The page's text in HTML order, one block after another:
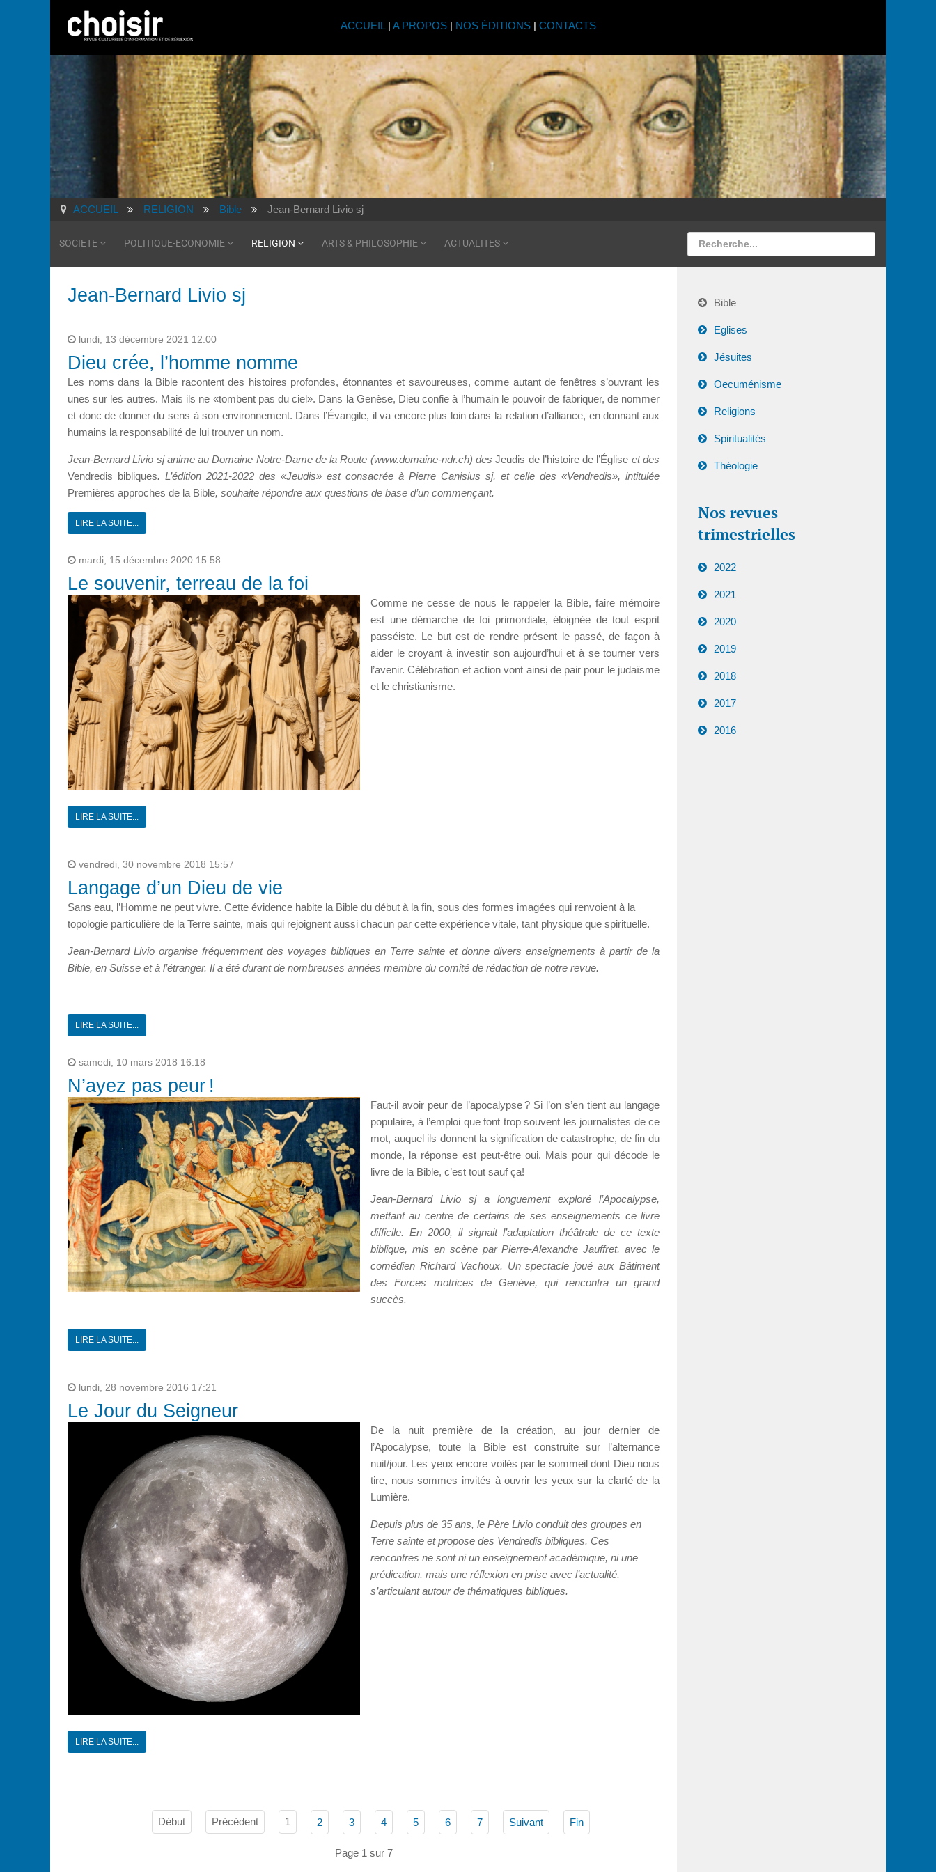
ACCUEIL | A PROPOS| NOS ÉDITIONS| CONTACTS
ACCUEIL RELIGION Bible Jean-Bernard Livio sj
SOCIETE POLITIQUE-ECONOMIE RELIGION ARTS & PHILOSOPHIE ACTUALITES
Jean-Bernard Livio sj
lundi, 13 décembre 2021 12:00
Dieu crée, l’homme nomme
Les noms dans la Bible racontent des histoires profondes, étonnantes et savoureuses, comme autant de fenêtres s’ouvrant les
unes sur les autres. Mais ils ne «tombent pas du ciel». Dans la Genèse, Dieu confie à l’humain le pouvoir de fabriquer, de nommer
et donc de donner du sens à son environnement. Dans l’Évangile, il va encore plus loin dans la relation d’alliance, en donnant aux
humains la responsabilité de lui trouver un nom.
Jean-Bernard Livio sj anime au Domaine Notre-Dame de la Route (www.domaine-ndr.ch) desJeudis de l’histoire de l’Église et des
Vendredis bibliques. L’édition 2021-2022 des «Jeudis» est consacrée à Pierre Canisius sj, et celle des «Vendredis», intitulée
Premières approches de la Bible, souhaite répondre aux questions de base d’un commençant.
LIRE LA SUITE...
mardi, 15 décembre 2020 15:58
Le souvenir, terreau de la foi
Comme ne cesse de nous le rappeler la Bible, faire mémoire
est une démarche de foi primordiale, éloignée de tout esprit
passéiste. Le but est de rendre présent le passé, de façon à
aider le croyant à investir son aujourd’hui et à se tourner vers
l’avenir. Célébration et action vont ainsi de pair pour le judaïsme
et le christianisme.
LIRE LA SUITE...
vendredi, 30 novembre 2018 15:57
Langage d’un Dieu de vie
Sans eau, l’Homme ne peut vivre. Cette évidence habite la Bible du début à la fin, sous des formes imagées qui renvoient à la
topologie particulière de la Terre sainte, mais qui rejoignent aussi chacun par cette expérience vitale, tant physique que spirituelle.
Jean-Bernard Livio organise fréquemment des voyages bibliques en Terre sainte et donne divers enseignements à partir de la
Bible, en Suisse et à l’étranger. Il a été durant de nombreuses années membre du comité de rédaction de notre revue.
LIRE LA SUITE...
samedi, 10 mars 2018 16:18
N’ayez pas peur !
Faut-il avoir peur de l’apocalypse ? Si l’on s’en tient au langage
populaire, à l’emploi que font trop souvent les journalistes de ce
mot, auquel ils donnent la signification de catastrophe, de fin du
monde, la réponse est peut-être oui. Mais pour qui décode le
livre de la Bible, c’est tout sauf ça!
Jean-Bernard Livio sj a longuement exploré l’Apocalypse,
mettant au centre de certains de ses enseignements ce livre
difficile. En 2000, il signait l’adaptation théâtrale de ce texte
biblique, mis en scène par Pierre-Alexandre Jauffret, avec le
comédien Richard Vachoux. Un spectacle joué aux Bâtiment
des Forces motrices de Genève, qui rencontra un grand
succès.
LIRE LA SUITE...
lundi, 28 novembre 2016 17:21
Le Jour du Seigneur
De la nuit première de la création, au jour dernier de
l’Apocalypse, toute la Bible est construite sur l’alternance
nuit/jour. Les yeux encore voilés par le sommeil dont Dieu nous
tire, nous sommes invités à ouvrir les yeux sur la clarté de la
Lumière.
Depuis plus de 35 ans, le Père Livio conduit des groupes en
Terre sainte et propose des Vendredis bibliques. Ces
rencontres ne sont ni un enseignement académique, ni une
prédication, mais une réflexion en prise avec l’actualité,
s’articulant autour de thématiques bibliques.
LIRE LA SUITE...
Début Précédent 1 2 3 4 5 6 7 Suivant Fin
Page 1 sur 7
Bible
Eglises
Jésuites
Oecuménisme
Religions
Spiritualités
Théologie
Nos revues
trimestrielles
2022
2021
2020
2019
2018
2017
2016